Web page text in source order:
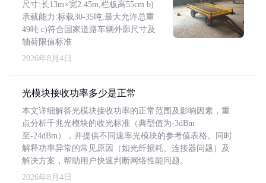
尺寸:长13m×宽2.45m,栏板高55cm b)
承载能力:标载30-35吨,最大允许总重
49吨 c)符合国家道路车辆外廓尺寸及
轴荷限值标准
2026年8月4日
光模块接收功率多少是正常
本文详细解答光模块接收功率的正常范围及影响因素，重
点分析千兆光模块的收光标准（典型值为-3dBm
至-24dBm），并提供不同速率光模块的参考值表格。同时
解释功率异常的常见原因（如光纤损耗、连接器问题）及
解决方案，帮助用户快速判断网络性能问题。
2026年8月4日